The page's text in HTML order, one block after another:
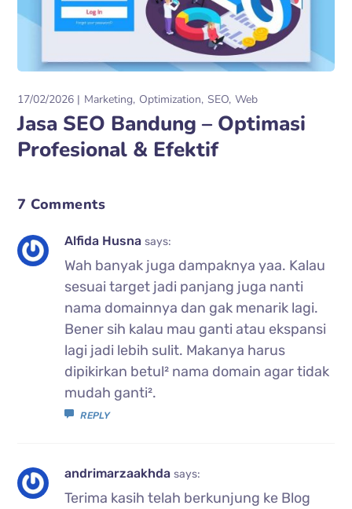
17/02/2026 Marketing Optimization SEO Web
Jasa SEO Bandung – Optimasi
Profesional & Efektif
7 Comments
Alfida Husnasays:
Wah banyak juga dampaknya yaa. Kalau
sesuai target jadi panjang juga nanti
nama domainnya dan gak menarik lagi.
Bener sih kalau mau ganti atau ekspansi
lagi jadi lebih sulit. Makanya harus
dipikirkan betul² nama domain agar tidak
mudah ganti².
REPLY
andrimarzaakhdasays:
Terima kasih telah berkunjung ke Blog